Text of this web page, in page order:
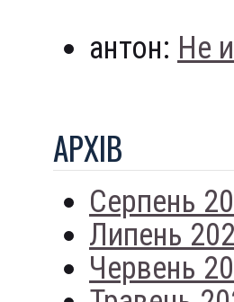
антон: Не
АРХIВ
Серпень
Липень
Червень